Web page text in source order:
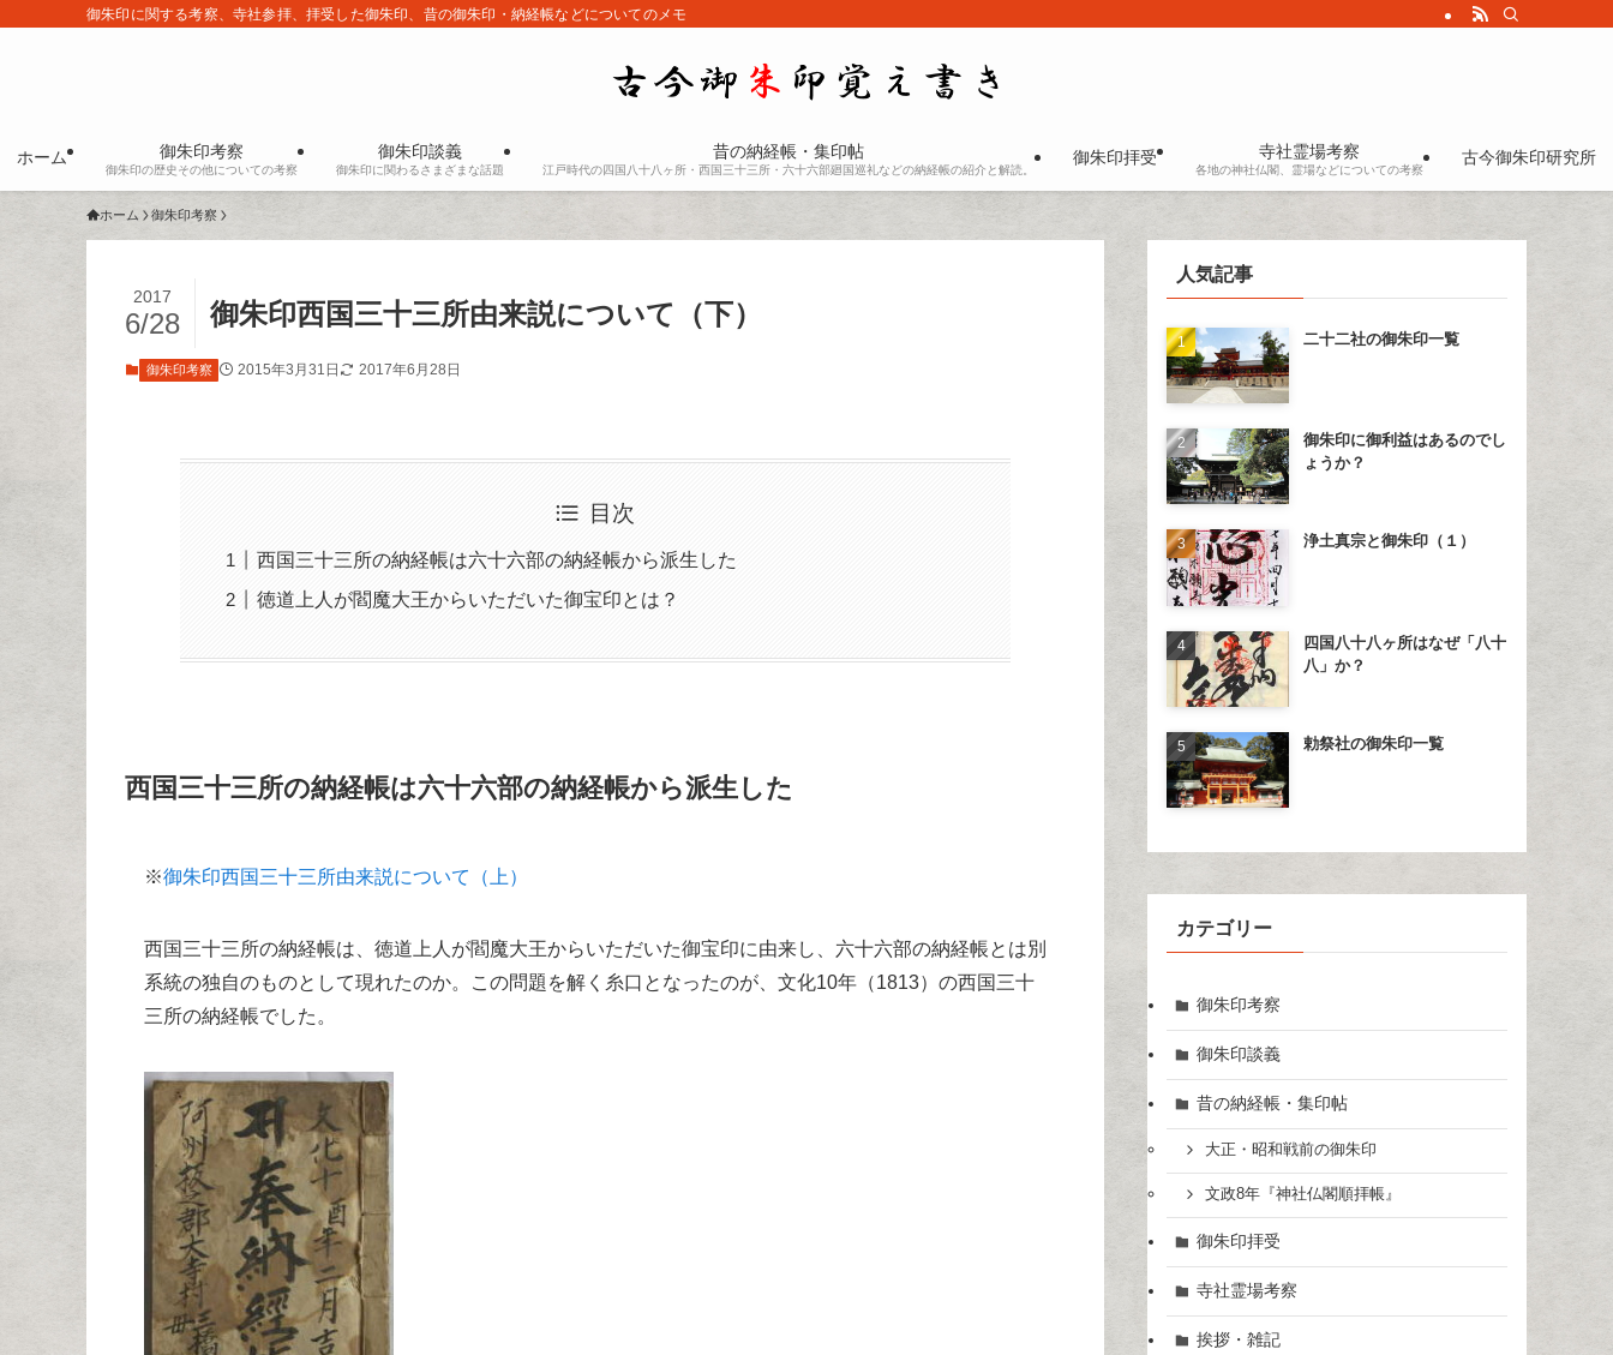
御朱印に関する考察、寺社参拝、拝受した御朱印、昔の御朱印・納経帳などについてのメモ
ホーム 御朱印考察
御朱印の歴史その他についての考察
御朱印談義
御朱印に関わるさまざまな話題
昔の納経帳・集印帖
江戸時代の四国八十八ヶ所・西国三十三所・六十六部廻国巡礼などの納経帳の紹介と解読。
御朱印拝受 寺社霊場考察
各地の神社仏閣、霊場などについての考察
古今御朱印研究所
ホーム 御朱印考察
御朱印西国三十三所由来説について（下）
2017
6/28
御朱印考察 2015年3月31日 2017年6月28日
目次
西国三十三所の納経帳は六十六部の納経帳から派生した
徳道上人が閻魔大王からいただいた御宝印とは？
西国三十三所の納経帳は六十六部の納経帳から派生した
※御朱印西国三十三所由来説について（上）
西国三十三所の納経帳は、徳道上人が閻魔大王からいただいた御宝印に由来し、六十六部の納経帳とは別
系統の独自のものとして現れたのか。この問題を解く糸口となったのが、文化10年（1813）の西国三十
三所の納経帳でした。
人気記事
二十二社の御朱印一覧
御朱印に御利益はあるのでし
ょうか？
浄土真宗と御朱印（１）
四国八十八ヶ所はなぜ「八十
八」か？
勅祭社の御朱印一覧
カテゴリー
御朱印考察
御朱印談義
昔の納経帳・集印帖
大正・昭和戦前の御朱印
文政8年『神社仏閣順拝帳』
御朱印拝受
寺社霊場考察
挨拶・雑記